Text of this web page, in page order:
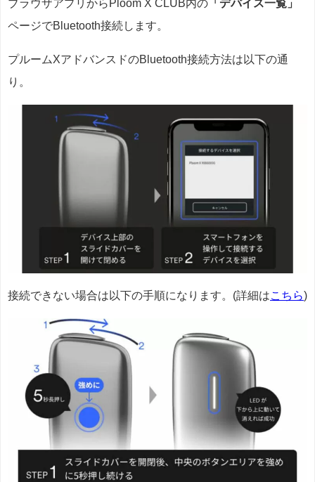
ブラウザアプリからPloom X CLUB内の 「 デバイス一覧」
ページでBluetooth接続します。
プルームXアドバンスドのBluetooth接続方法は以下の通
り。
接続できない場合は以下の手順になります。(詳細はこちら)